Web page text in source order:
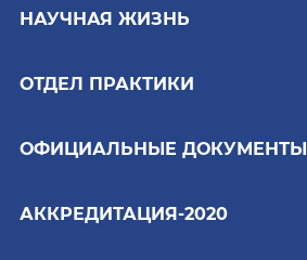
НАУЧНАЯ ЖИЗНЬ
ОТДЕЛ ПРАКТИКИ
ОФИЦИАЛЬНЫЕ ДОКУМЕНТЫ
АККРЕДИТАЦИЯ-2020